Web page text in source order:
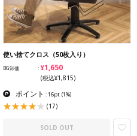
使い捨てクロス（50枚入り）
BG卸価 ¥1,650
(税込¥1,815)
ポイント : 16pt (1%)
(17)
SOLD OUT